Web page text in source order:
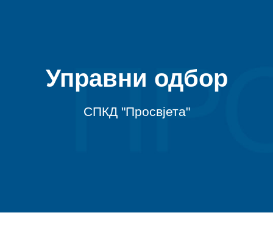
Управни одбор
СПКД "Просвјета"